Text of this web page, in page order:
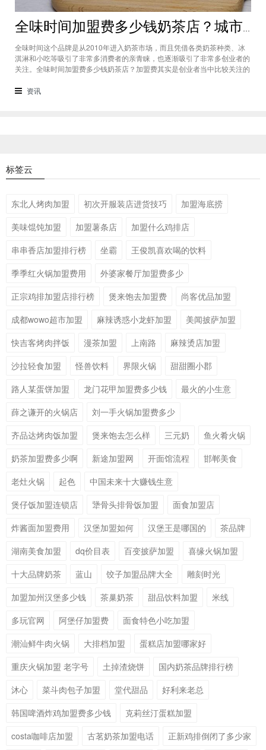
全味时间加盟费多少钱奶茶店？城市标准不同费用也会有所不同
全味时间这个品牌是从2010年进入奶茶市场，而且凭借各类奶茶种类、冰
淇淋和小吃等吸引了非常多消费者的亲青睐，也逐渐吸引了非常多创业者的
关注。全味时间加盟费多少钱奶茶店？加盟费其实是创业者当中比较关注的
和县级城市的标准都会有所不同。全味时间加盟费多少钱奶茶店？这个问题
资讯
标签云
东北人烤肉加盟 初次开服装店进货技巧
加盟海底捞
美味馄饨加盟
加盟薯条店
加盟什么鸡排店
串串香店加盟排行榜
坐霸
王俊凯喜欢喝的饮料
季季红火锅加盟费用
外婆家餐厅加盟费多少
正宗鸡排加盟店排行榜
煲来饱去加盟费
尚客优品加盟
成都wowo超市加盟
麻辣诱惑小龙虾加盟
美闻披萨加盟
快吉客烤肉拌饭
漫茶加盟 上南路
麻辣烫店加盟
沙拉轻食加盟
怪兽饮料 界限火锅
甜甜圈小郡
路人某蛋饼加盟
龙门花甲加盟费多少钱
最火的小生意
薛之谦开的火锅店
刘一手火锅加盟费多少
齐品达烤肉饭加盟
煲来饱去怎么样 三元奶
鱼火肴火锅
奶茶加盟费多少啊
新途加盟网 开面馆流程
邯郸美食
老灶火锅
起色
中国未来十大赚钱生意
煲仔饭加盟连锁店
犟骨头排骨饭加盟
面食加盟店
炸酱面加盟费用
汉堡加盟如何 汉堡王是哪国的
茶品牌
湖南美食加盟
dq价目表 百变披萨加盟
喜缘火锅加盟
十大品牌奶茶
蓝山 饺子加盟品牌大全
雕刻时光
加盟加州汉堡多少钱
茶巢奶茶 甜品饮料加盟
米线
多玩官网
阿堡仔加盟费
面食特色小吃加盟
潮汕鲜牛肉火锅
大排档加盟
蛋糕店加盟哪家好
重庆火锅加盟 老字号
土掉渣烧饼
国内奶茶品牌排行榜
沐心
菜斗肉包子加盟 堂代甜品
好利来老总
韩国啤酒炸鸡加盟费多少钱
克莉丝汀蛋糕加盟
costa咖啡店加盟
古茗奶茶加盟电话
正新鸡排倒闭了多少家